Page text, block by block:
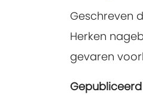
Geschreven
Herken
gevaren